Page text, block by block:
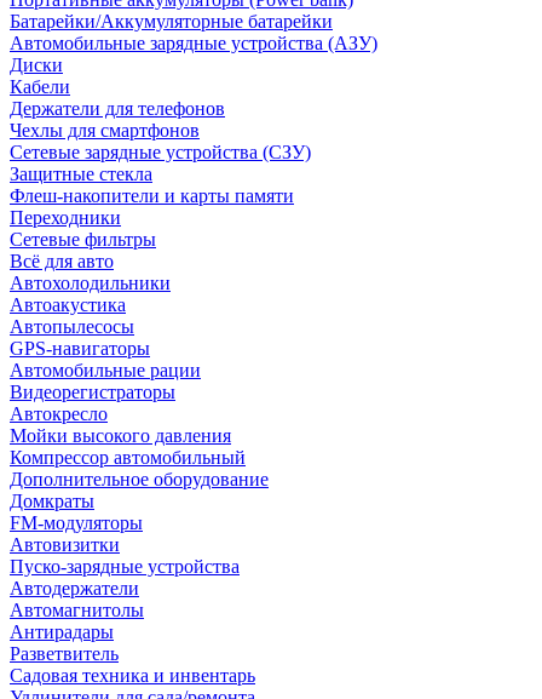
Батарейки/Аккумуляторные батарейки
Автомобильные зарядные устройства (АЗУ)
Диски
Кабели
Держатели для телефонов
Чехлы для смартфонов
Сетевые зарядные устройства (СЗУ)
Защитные стекла
Флеш-накопители и карты памяти
Переходники
Сетевые фильтры
Всё для авто
Автохолодильники
Автоакустика
Автопылесосы
GPS-навигаторы
Автомобильные рации
Видеорегистраторы
Автокресло
Мойки высокого давления
Компрессор автомобильный
Дополнительное оборудование
Домкраты
FM-модуляторы
Автовизитки
Пуско-зарядные устройства
Автодержатели
Автомагнитолы
Антирадары
Разветвитель
Садовая техника и инвентарь